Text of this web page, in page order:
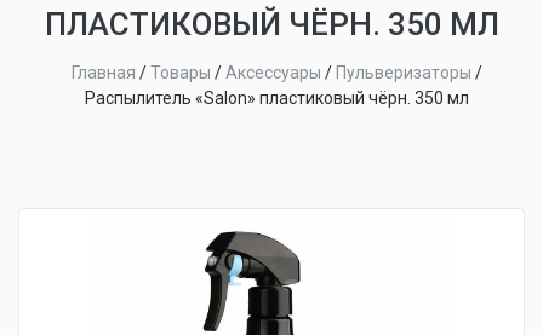
ПЛАСТИКОВЫЙ ЧЁРН. 350 МЛ
Главная /Товары /Аксессуары / Пульверизаторы /
Распылитель «Salon» пластиковый чёрн. 350 мл